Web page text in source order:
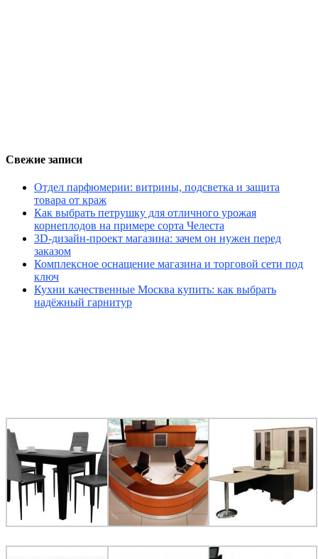
Свежие записи
Отдел парфюмерии: витрины, подсветка и защита
товара от краж
Как выбрать петрушку для отличного урожая
корнеплодов на примере сорта Челеста
3D-дизайн-проект магазина: зачем он нужен перед
заказом
Комплексное оснащение магазина и торговой сети под
ключ
Кухни качественные Москва купить: как выбрать
надёжный гарнитур